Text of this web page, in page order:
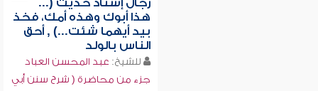
رجال إسناد حديث (...
هذا أبوك وهذه أمك، فخذ
بيد أيهما شئت...) , أحق
الناس بالولد
للشيخ: عبد المحسن العباد
جزء من محاضرة ( شرح سنن أبي